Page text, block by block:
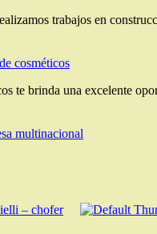
trabajos en
cosméticos
te brinda una excelente
multinacional
– chofer